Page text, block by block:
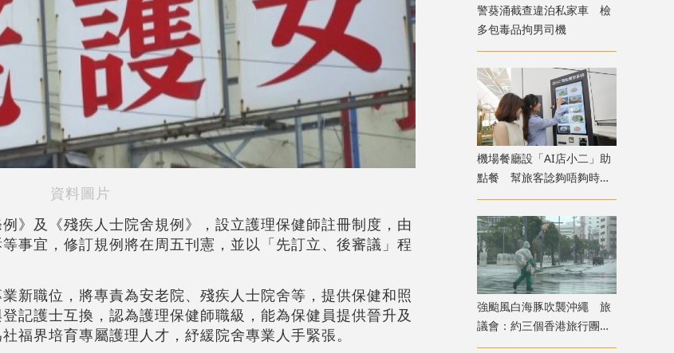
資料圖片
》及《殘疾人士院舍規例》，設立護理保健師註冊制度，由
事宜，修訂規例將在周五刊憲，並以「先訂立、後審議」程
新職位，將專責為安老院、殘疾人士院舍等，提供保健和照
記護士互換，認為護理保健師職級，能為保健員提供晉升及
福界培育專屬護理人才，紓緩院舍專業人手緊張。
警葵涌截查違泊私家車 檢
多包毒品拘男司機
機場餐廳設「AI店小二」助
點餐 幫旅客諗夠唔夠時間
食完先上機
強颱風白海豚吹襲沖繩 旅
議會：約三個香港旅行團在
當地全部安全